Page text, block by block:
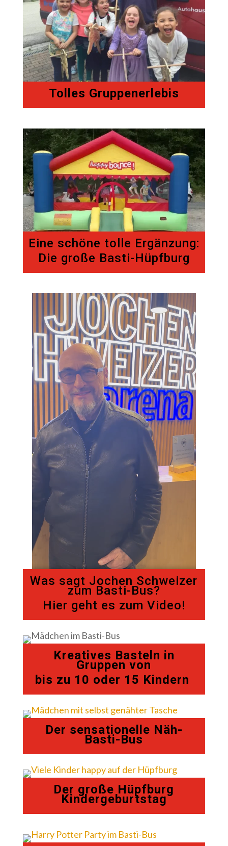
Tolles Gruppenerlebis
Eine schöne tolle Ergänzung:
Die große Basti-Hüpfburg
Was sagt Jochen Schweizer
zum Basti-Bus?
Hier geht es zum Video!
Kreatives Basteln in
Gruppen von
bis zu 10 oder 15 Kindern
Der sensationelle Näh-
Basti-Bus
Der große Hüpfburg
Kindergeburtstag